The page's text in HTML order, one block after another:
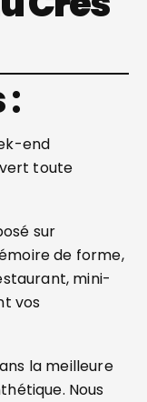
:
end
vert toute
sur
de forme,
mini-
vos
la meilleure
Nous